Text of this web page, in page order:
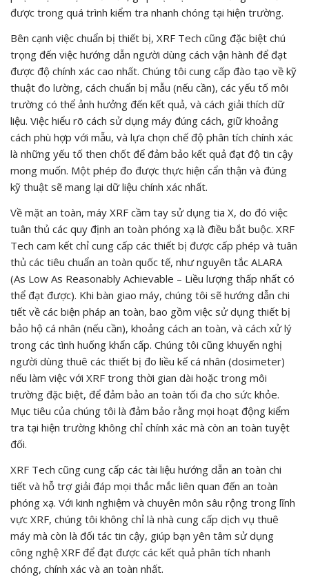
được trong quá trình kiểm tra nhanh chóng tại hiện trường.
Bên cạnh việc chuẩn bị thiết bị, XRF Tech cũng đặc biệt chú
trọng đến việc hướng dẫn người dùng cách vận hành để đạt
được độ chính xác cao nhất. Chúng tôi cung cấp đào tạo về kỹ
thuật đo lường, cách chuẩn bị mẫu (nếu cần), các yếu tố môi
trường có thể ảnh hưởng đến kết quả, và cách giải thích dữ
liệu. Việc hiểu rõ cách sử dụng máy đúng cách, giữ khoảng
cách phù hợp với mẫu, và lựa chọn chế độ phân tích chính xác
là những yếu tố then chốt để đảm bảo kết quả đạt độ tin cậy
mong muốn. Một phép đo được thực hiện cẩn thận và đúng
kỹ thuật sẽ mang lại dữ liệu chính xác nhất.
Về mặt an toàn, máy XRF cầm tay sử dụng tia X, do đó việc
tuân thủ các quy định an toàn phóng xạ là điều bắt buộc. XRF
Tech cam kết chỉ cung cấp các thiết bị được cấp phép và tuân
thủ các tiêu chuẩn an toàn quốc tế, như nguyên tắc ALARA
(As Low As Reasonably Achievable – Liều lượng thấp nhất có
thể đạt được). Khi bàn giao máy, chúng tôi sẽ hướng dẫn chi
tiết về các biện pháp an toàn, bao gồm việc sử dụng thiết bị
bảo hộ cá nhân (nếu cần), khoảng cách an toàn, và cách xử lý
trong các tình huống khẩn cấp. Chúng tôi cũng khuyến nghị
người dùng thuê các thiết bị đo liều kế cá nhân (dosimeter)
nếu làm việc với XRF trong thời gian dài hoặc trong môi
trường đặc biệt, để đảm bảo an toàn tối đa cho sức khỏe.
Mục tiêu của chúng tôi là đảm bảo rằng mọi hoạt động kiểm
tra tại hiện trường không chỉ chính xác mà còn an toàn tuyệt
đối.
XRF Tech cũng cung cấp các tài liệu hướng dẫn an toàn chi
tiết và hỗ trợ giải đáp mọi thắc mắc liên quan đến an toàn
phóng xạ. Với kinh nghiệm và chuyên môn sâu rộng trong lĩnh
vực XRF, chúng tôi không chỉ là nhà cung cấp dịch vụ thuê
máy mà còn là đối tác tin cậy, giúp bạn yên tâm sử dụng
công nghệ XRF để đạt được các kết quả phân tích nhanh
chóng, chính xác và an toàn nhất.